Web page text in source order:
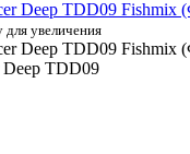
для увеличения
TDD09